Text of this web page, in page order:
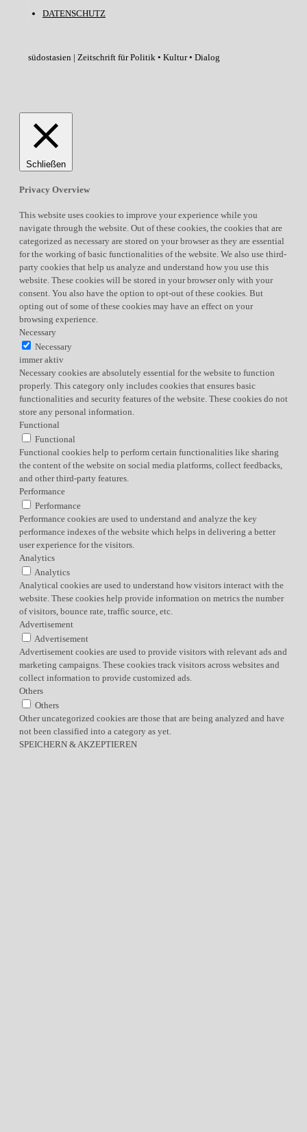
DATENSCHUTZ
südostasien | Zeitschrift für Politik • Kultur • Dialog
Schließen
Privacy Overview
This website uses cookies to improve your experience while you
navigate through the website. Out of these cookies, the cookies that are
categorized as necessary are stored on your browser as they are essential
for the working of basic functionalities of the website. We also use third-
party cookies that help us analyze and understand how you use this
website. These cookies will be stored in your browser only with your
consent. You also have the option to opt-out of these cookies. But
opting out of some of these cookies may have an effect on your
browsing experience.
Necessary
Necessary
immer aktiv
Necessary cookies are absolutely essential for the website to function
properly. This category only includes cookies that ensures basic
functionalities and security features of the website. These cookies do not
store any personal information.
Functional
Functional
Functional cookies help to perform certain functionalities like sharing
the content of the website on social media platforms, collect feedbacks,
and other third-party features.
Performance
Performance
Performance cookies are used to understand and analyze the key
performance indexes of the website which helps in delivering a better
user experience for the visitors.
Analytics
Analytics
Analytical cookies are used to understand how visitors interact with the
website. These cookies help provide information on metrics the number
of visitors, bounce rate, traffic source, etc.
Advertisement
Advertisement
Advertisement cookies are used to provide visitors with relevant ads and
marketing campaigns. These cookies track visitors across websites and
collect information to provide customized ads.
Others
Others
Other uncategorized cookies are those that are being analyzed and have
not been classified into a category as yet.
SPEICHERN & AKZEPTIEREN